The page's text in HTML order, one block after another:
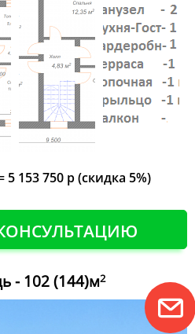
5 153 750 р (скидка 5%)
- 102 (144)м2